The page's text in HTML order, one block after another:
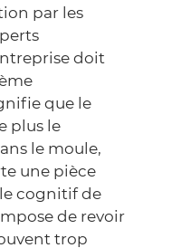
par les
doit
que le
plus le
le moule,
une pièce
cognitif de
de revoir
trop